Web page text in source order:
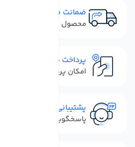
ضمانت مرجوعی
محصول نباید آسیب دیده
پرداخت در محل
امکان پرداخت کل فاکتور
پشتیبانی سریع
پاسخگویی سریع به تماس‌ها